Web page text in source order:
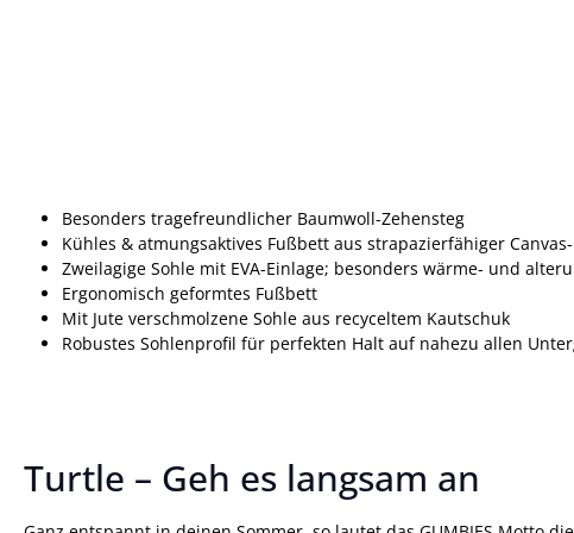
Besonders tragefreundlicher Baumwoll-Zehensteg
Kühles & atmungsaktives Fußbett aus strapazierfähiger
Zweilagige Sohle mit EVA-Einlage; besonders wärme- und
Ergonomisch geformtes Fußbett
Mit Jute verschmolzene Sohle aus recyceltem Kautschuk
Robustes Sohlenprofil für perfekten Halt auf nahezu allen
Turtle – Geh es langsam an